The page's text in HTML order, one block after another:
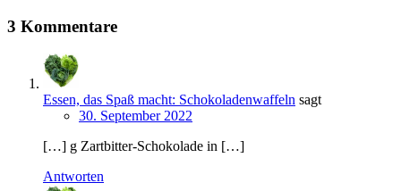
3 Kommentare
Essen, das Spaß macht: Schokoladenwaffeln sagt
30. September 2022
[…] g Zartbitter-Schokolade in […]
Antworten